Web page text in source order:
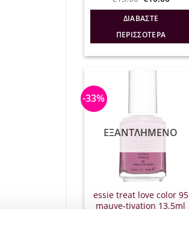
was:
€15.00.
ΔΙΑΒΆΣΤΕ
ΠΕΡΙΣΣΌΤΕΡΑ
-33%
ΕΞΑΝΤΛΗΜΈΝΟ
essie treat love color 95
mauve-tivation 13.5ml